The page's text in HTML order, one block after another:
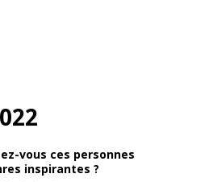
vous ces personnes
inspirantes ?